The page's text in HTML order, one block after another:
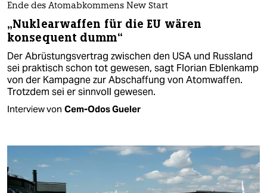
Ende des Atomabkommens New Start
„Nuklearwaffen für die EU wären
konsequent dumm“
Der Abrüstungsvertrag zwischen den USA und Russland
sei praktisch schon tot gewesen, sagt Florian Eblenkamp
von der Kampagne zur Abschaffung von Atomwaffen.
Trotzdem sei er sinnvoll gewesen.
Interview von Cem-Odos Gueler